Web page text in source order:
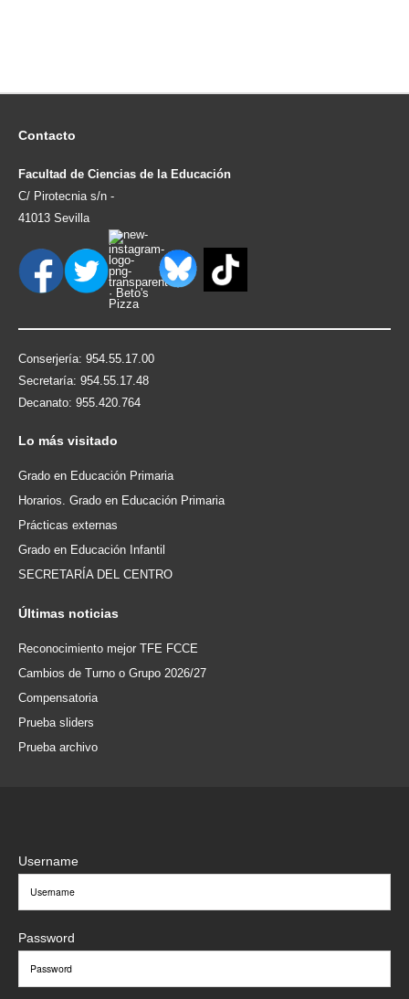
Contacto
Facultad de Ciencias de la Educación
C/ Pirotecnia s/n -
41013 Sevilla
Conserjería: 954.55.17.00
Secretaría: 954.55.17.48
Decanato: 955.420.764
Lo más visitado
Grado en Educación Primaria
Horarios. Grado en Educación Primaria
Prácticas externas
Grado en Educación Infantil
SECRETARÍA DEL CENTRO
Últimas noticias
Reconocimiento mejor TFE FCCE
Cambios de Turno o Grupo 2026/27
Compensatoria
Prueba sliders
Prueba archivo
Username
Password